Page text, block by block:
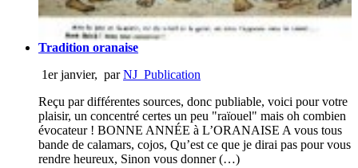
Tradition oranaise
1er janvier, parNJ_Publication
Reçu par différentes sources, donc publiable, voici pour votre
plaisir, un concentré certes un peu "raïouel" mais oh combien
évocateur ! BONNE ANNÉE à L’ORANAISE A vous tous
bande de calamars, cojos, Qu’est ce que je dirai pas pour vous
rendre heureux, Sinon vous donner (…)